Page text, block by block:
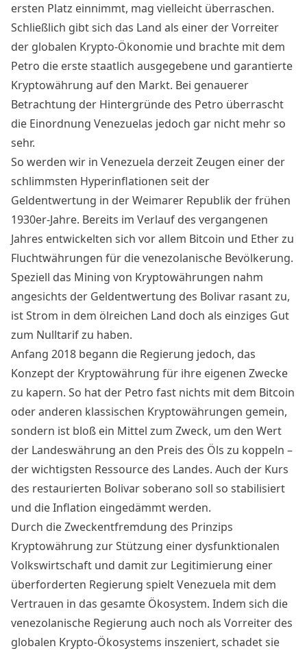
ersten Platz einnimmt, mag vielleicht überraschen.
Schließlich gibt sich das Land als einer der Vorreiter
der globalen Krypto-Ökonomie und brachte mit dem
Petro die erste staatlich ausgegebene und garantierte
Kryptowährung auf den Markt. Bei genauerer
Betrachtung der Hintergründe des Petro überrascht
die Einordnung Venezuelas jedoch gar nicht mehr so
sehr.
So werden wir in Venezuela derzeit Zeugen einer der
schlimmsten Hyperinflationen seit der
Geldentwertung in der Weimarer Republik der frühen
1930er-Jahre. Bereits im Verlauf des vergangenen
Jahres entwickelten sich vor allem Bitcoin und Ether zu
Fluchtwährungen für die venezolanische Bevölkerung.
Speziell das Mining von Kryptowährungen nahm
angesichts der Geldentwertung des Bolivar rasant zu,
ist Strom in dem ölreichen Land doch als einziges Gut
zum Nulltarif zu haben.
Anfang 2018 begann die Regierung jedoch, das
Konzept der Kryptowährung für ihre eigenen Zwecke
zu kapern. So hat der Petro fast nichts mit dem Bitcoin
oder anderen klassischen Kryptowährungen gemein,
sondern ist bloß ein Mittel zum Zweck, um den Wert
der Landeswährung an den Preis des Öls zu koppeln –
der wichtigsten Ressource des Landes. Auch der Kurs
des restaurierten Bolivar soberano soll so stabilisiert
und die Inflation eingedämmt werden.
Durch die Zweckentfremdung des Prinzips
Kryptowährung zur Stützung einer dysfunktionalen
Volkswirtschaft und damit zur Legitimierung einer
überforderten Regierung spielt Venezuela mit dem
Vertrauen in das gesamte Ökosystem. Indem sich die
venezolanische Regierung auch noch als Vorreiter des
globalen Krypto-Ökosystems inszeniert, schadet sie